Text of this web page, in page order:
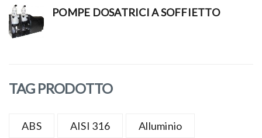
POMPE DOSATRICI A SOFFIETTO
TAG PRODOTTO
ABS AISI 316 Alluminio